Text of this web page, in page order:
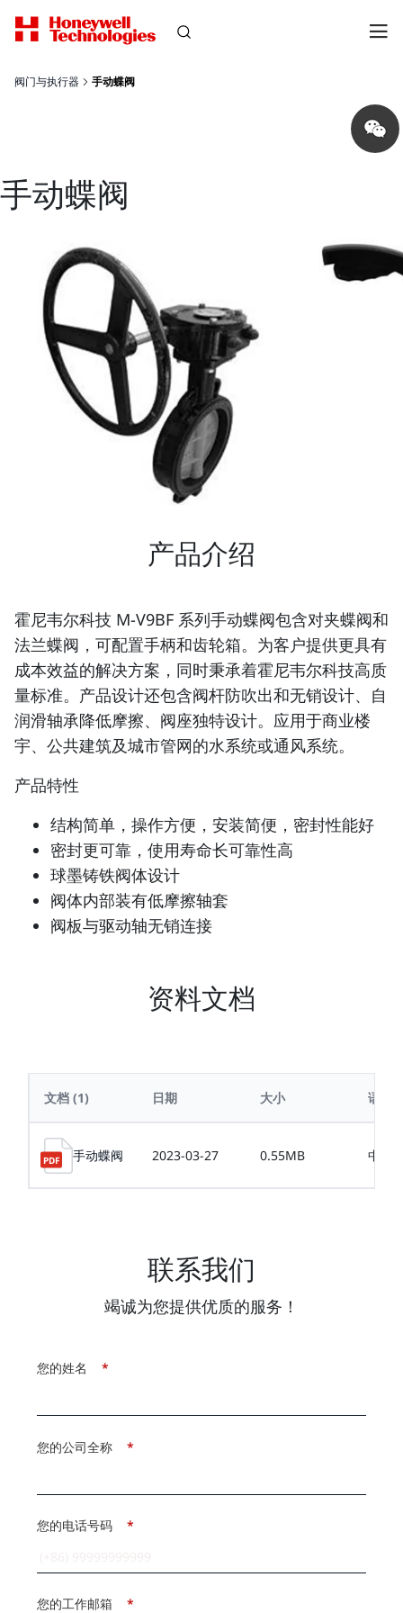
阀门与执行器 手动蝶阀
Share
on
wechat
手动蝶阀
产品介绍
霍尼韦尔科技 M-V9BF 系列手动蝶阀包含对夹蝶阀和
法兰蝶阀，可配置手柄和齿轮箱。为客户提供更具有
成本效益的解决方案，同时秉承着霍尼韦尔科技高质
量标准。产品设计还包含阀杆防吹出和无销设计、自
润滑轴承降低摩擦、阀座独特设计。应用于商业楼
宇、公共建筑及城市管网的水系统或通风系统。
产品特性
结构简单，操作方便，安装简便，密封性能好
密封更可靠，使用寿命长可靠性高
球墨铸铁阀体设计
阀体内部装有低摩擦轴套
阀板与驱动轴无销连接
资料文档
文档 (1) 日期 大小 语言
手动蝶阀 2023-03-27 0.55MB 中文
联系我们
竭诚为您提供优质的服务！
*
您的姓名
*
您的公司全称
*
您的电话号码
*
您的工作邮箱